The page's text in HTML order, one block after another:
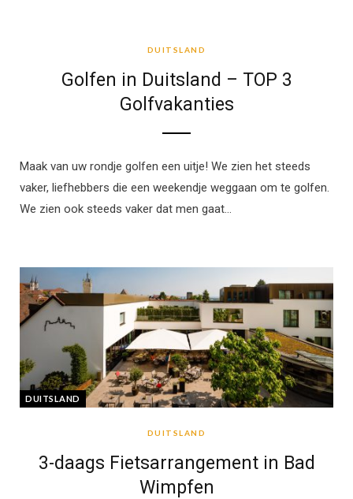
DUITSLAND
Golfen in Duitsland – TOP 3
Golfvakanties
Maak van uw rondje golfen een uitje! We zien het steeds
vaker, liefhebbers die een weekendje weggaan om te golfen.
We zien ook steeds vaker dat men gaat…
DUITSLAND
DUITSLAND
3-daags Fietsarrangement in Bad
Wimpfen